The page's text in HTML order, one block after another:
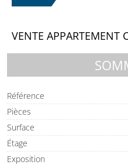
VENTE APPARTEMENT
Référence
Pièces
Surface
Étage
Exposition